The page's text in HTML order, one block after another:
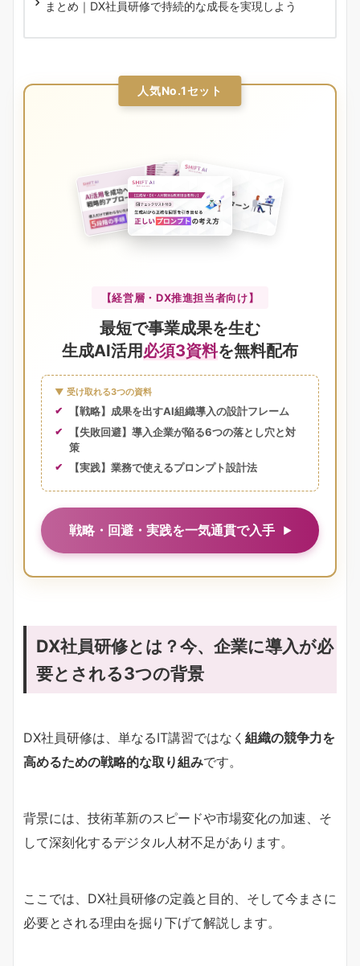
まとめ｜DX社員研修で持続的な成長を実現しよう
人気No.1セット
【経営層・DX推進担当者向け】
最短で事業成果を生む
生成AI活用必須3資料を無料配布
▼ 受け取れる3つの資料
【戦略】成果を出すAI組織導入の設計フレーム
【失敗回避】導入企業が陥る6つの落とし穴と対
策
【実践】業務で使えるプロンプト設計法
戦略・回避・実践を一気通貫で入手
DX社員研修とは？今、企業に導入が必
要とされる3つの背景
DX社員研修は、単なるIT講習ではなく 組織の競争力を
高めるための戦略的な取り組みです。
背景には、技術革新のスピードや市場変化の加速、そ
して深刻化するデジタル人材不足があります。
ここでは、DX社員研修の定義と目的、そして今まさに
必要とされる理由を掘り下げて解説します。